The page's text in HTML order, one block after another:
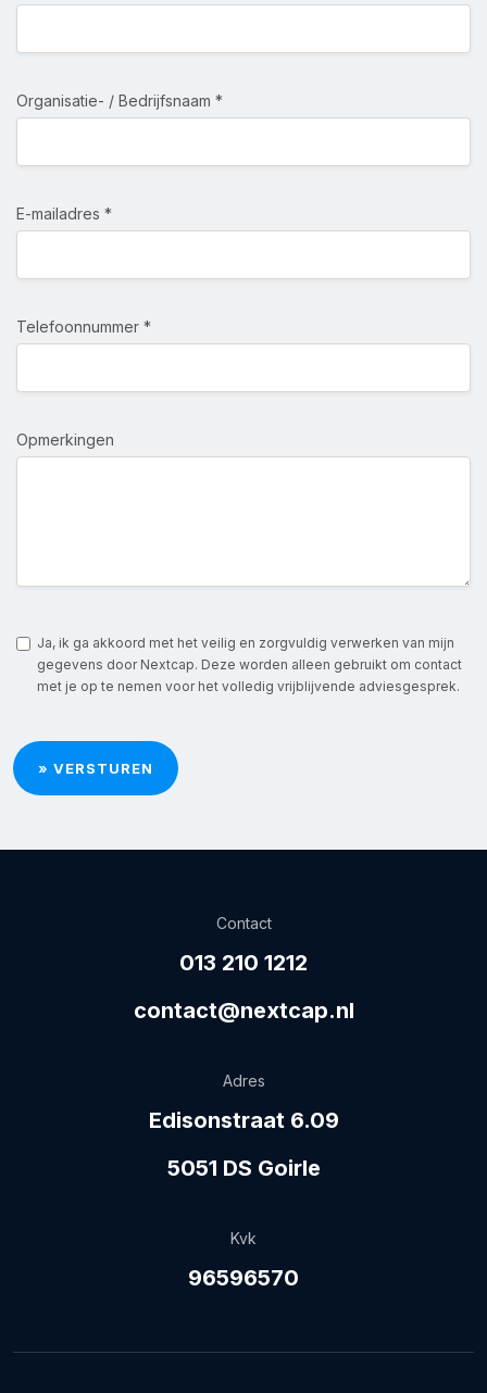
Organisatie- / Bedrijfsnaam *
E-mailadres *
Telefoonnummer *
Opmerkingen
Ja, ik ga akkoord met het veilig en zorgvuldig verwerken van mijn
gegevens door Nextcap. Deze worden alleen gebruikt om contact
met je op te nemen voor het volledig vrijblijvende adviesgesprek.
Contact
013 210 1212
contact@nextcap.nl
Adres
Edisonstraat 6.09
5051 DS Goirle
Kvk
96596570